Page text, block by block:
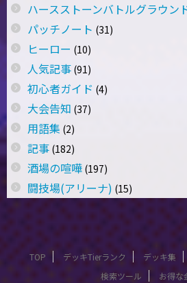
ハースストーンバトルグラウン
パッチノート (31)
ヒーロー (10)
人気記事 (91)
初心者ガイド (4)
大会告知 (37)
用語集 (2)
記事 (182)
酒場の喧嘩 (197)
闘技場(アリーナ) (15)
TOP デッキTierランク デッキ集
検索ツール
お得な